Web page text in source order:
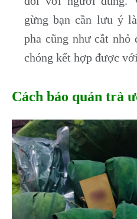
gừng bạn cần lưu ý
pha cũng như cắt nhỏ
chóng kết hợp được
Cách bảo quản trà